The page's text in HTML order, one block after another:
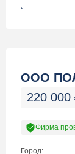
ООО
220 000
Фирма
Город: